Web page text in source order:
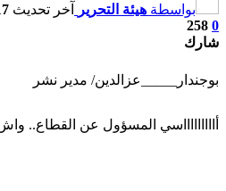
بواسطة هيئة التحرير آخر تحديث 17
0
258
شارك
بوجندار_____عزالدين/ مدير نشر
أاااااااااسي المسؤول عن القطاع..